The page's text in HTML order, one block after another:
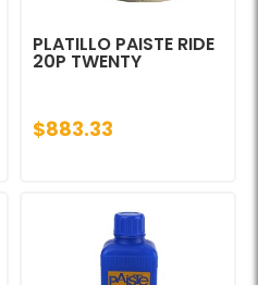
PLATILLO PAISTE RIDE
20P TWENTY
$883.33